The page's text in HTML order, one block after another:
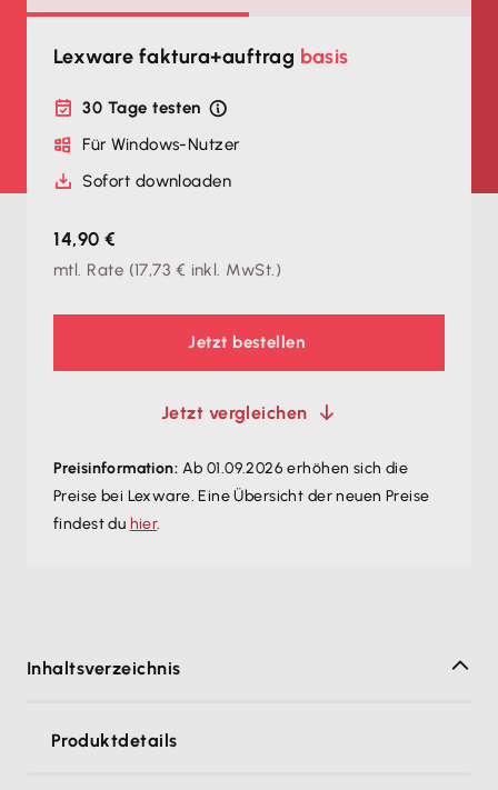
Lexware faktura+auftrag basis
30 Tage testen
Für Windows-Nutzer
Sofort downloaden
14,90 €
mtl. Rate (17,73 € inkl. MwSt.)
Jetzt bestellen
Jetzt vergleichen
Preisinformation: Ab 01.09.2026 erhöhen sich die
Preise bei Lexware. Eine Übersicht der neuen Preise
findest du hier.
Inhaltsverzeichnis
Produktdetails